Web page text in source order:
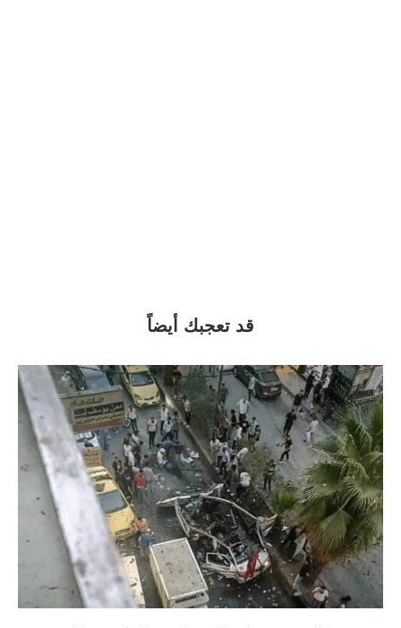
قد تعجبك أيضاً